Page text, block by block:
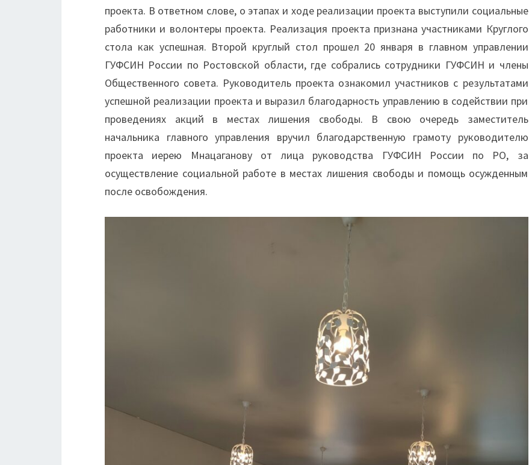
проекта. В ответном слове, о этапах и ходе реализации проекта выступили социальные
работники и волонтеры проекта. Реализация проекта признана участниками Круглого
стола как успешная. Второй круглый стол прошел 20 января в главном управлении
ГУФСИН России по Ростовской области, где собрались сотрудники ГУФСИН и члены
Общественного совета. Руководитель проекта ознакомил участников с результатами
успешной реализации проекта и выразил благодарность управлению в содействии при
проведениях акций в местах лишения свободы. В свою очередь заместитель
начальника главного управления вручил благодарственную грамоту руководителю
проекта иерею Мнацаганову от лица руководства ГУФСИН России по РО, за
осуществление социальной работе в местах лишения свободы и помощь осужденным
после освобождения.